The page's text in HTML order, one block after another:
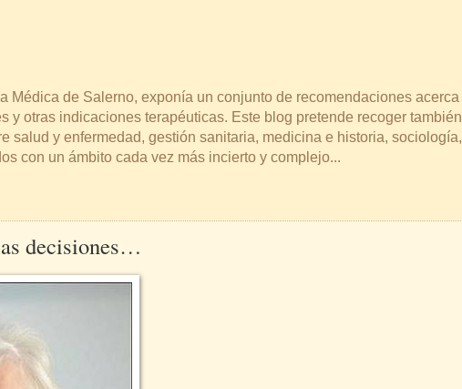
Médica de Salerno, exponía un conjunto de recomendaciones acerca
otras indicaciones terapéuticas. Este blog pretende recoger también
salud y enfermedad, gestión sanitaria, medicina e historia, sociología,
con un ámbito cada vez más incierto y complejo...
decisiones…